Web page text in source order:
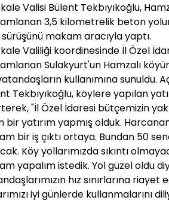
Valisi Bülent Tekbıyıkoğlu,
3,5 kilometrelik beton
makam aracıyla yaptı.
Valiliği koordinesinde İl Özel
Sulakyurt'un Hamzalı
kullanımına sunuldu.
Tekbıyıkoğlu, köylere yapılan
"İl Özel İdaresi bütçemizin
bir yatırım yapmış olduk.
bir iş çıktı ortaya. Bundan 50
Köy yollarımızda sıkıntı
yapalım istedik. Yol güzel oldu
hız sınırlarına
iyi günlerde kullanmalarını